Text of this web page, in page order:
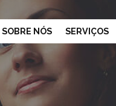
SOBRE NÓS SERVIÇOS